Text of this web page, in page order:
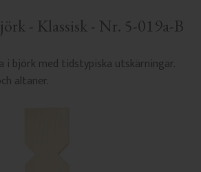
- Klassisk - Nr. 5-019a-B
i björk med tidstypiska utskärningar.
altaner.